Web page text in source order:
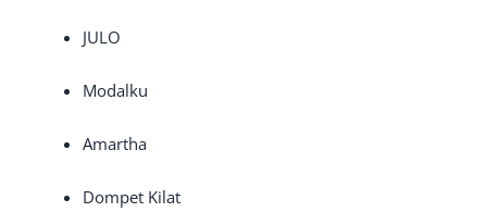
JULO
Modalku
Amartha
Dompet Kilat